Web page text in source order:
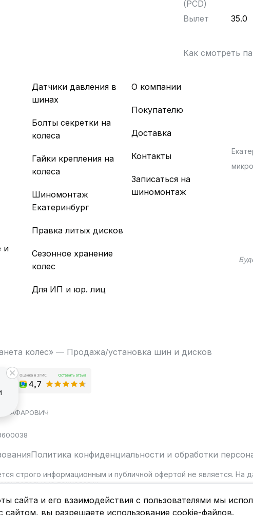
(PCD)
Вылет 35.0
Как смотреть
и
Датчики давления в
шинах
Болты секретки на
колеса
Гайки крепления на
колеса
Шиномонтаж
Екатеринбург
Правка литых дисков
Сезонное хранение
колес
Для ИП и юр. лиц
О компании
Покупателю
Доставка
Контакты
Записаться на
шиномонтаж
колес» — Продажа/установка шин и дисков
ЯГАФАРОВИЧ
Политика конфиденциальности и обработки
строго информационным и публичной офертой не является. На
технологии.
сайта и его взаимодействия с пользователями мы
сайтом, вы разрешаете использование cookie-файлов.